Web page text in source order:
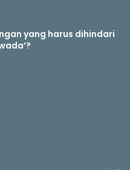
yang harus dihindari